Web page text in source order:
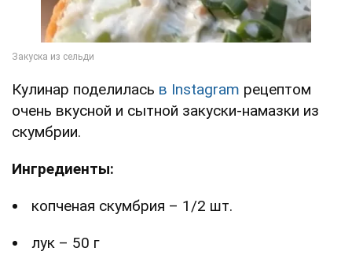
Кулинар поделилась в Instagram рецептом
очень вкусной и сытной закуски-намазки из
скумбрии.
Ингредиенты:
копченая скумбрия – 1/2 шт.
лук – 50 г